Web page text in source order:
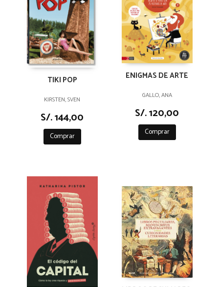
TIKI POP
KIRSTEN, SVEN
S/. 144,00
Comprar
ENIGMAS DE ARTE
GALLO, ANA
S/. 120,00
Comprar